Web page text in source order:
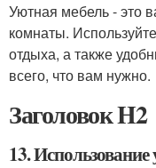
Уютная мебель - это
комнаты.
отдыха, а также
всего, что вам нужно.
Заголовок H2
13.